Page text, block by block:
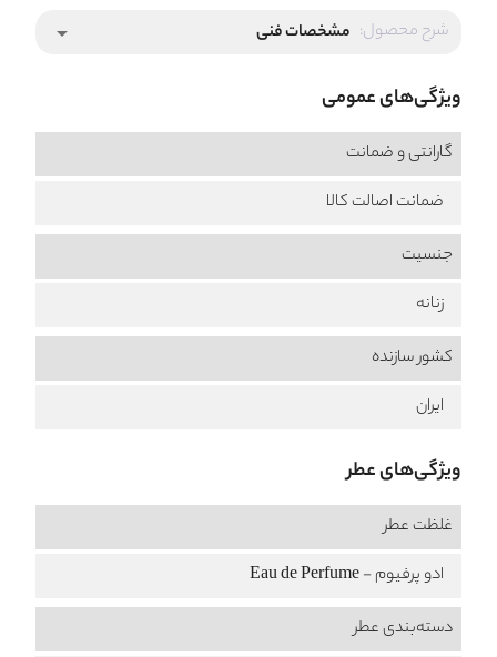
شرح محصول: مشخصات فنی arrow_drop_down
ویژگی‌های عمومی
گارانتی و ضمانت
ضمانت اصالت کالا
جنسیت
زنانه
کشور سازنده
ایران
ویژگی‌های عطر
غلظت عطر
ادو پرفیوم - Eau de Perfume
دسته‌بندی عطر